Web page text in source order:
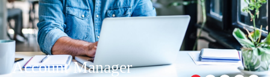
Account Manager